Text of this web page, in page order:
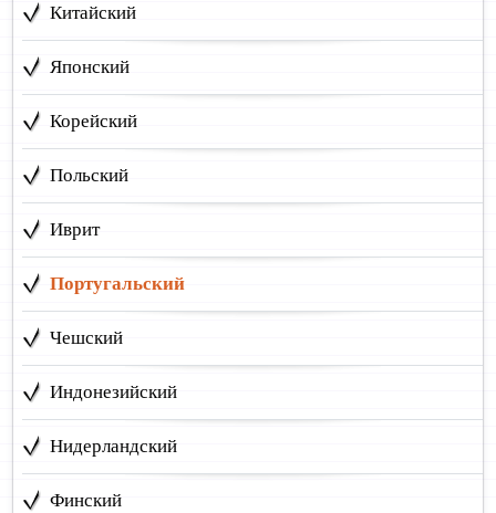
Китайский
Японский
Корейский
Польский
Иврит
Португальский
Чешский
Индонезийский
Нидерландский
Финский